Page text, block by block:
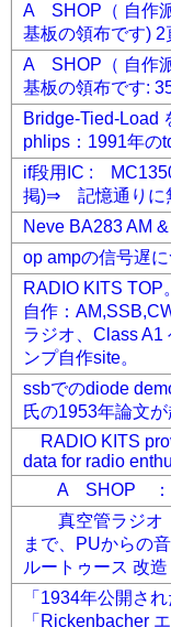
A SHOP（ 自作
基板の領布です) 2
A SHOP（ 自作
基板の領布です:
Bridge-Tied-Load
phlips：1991年の
if段用IC :
掲)⇒ 記憶通りに
Neve BA283 AM
op ampの信号遅
RADIO KITS TOP
自作：
ラジオ、Class A1
ンプ自作site。
ssbでのdiode
氏の1953年論文が
RADIO KITS
data for radio
A SHOP ：
真空管ラジオ
まで、PUから
ルートゥース 改造
「1934年公開さ
「Rickenbacher